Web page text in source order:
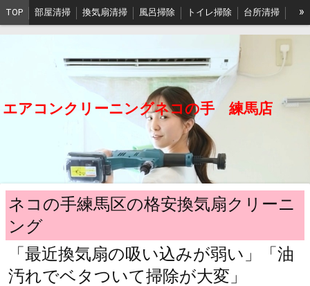
TOP 部屋清掃 換気扇清掃 風呂掃除 トイレ掃除 台所清掃
FAQ
江戸川店 埼玉店 沖縄店 石垣島店 会社概要
»
エアコンクリーニングネコの手 練馬店
ネコの手練馬区の格安換気扇クリーニ
ング
「最近換気扇の吸い込みが弱い」「油
汚れでベタついて掃除が大変」